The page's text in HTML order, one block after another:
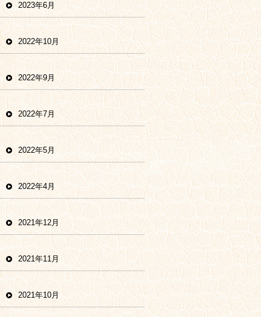
2023年6月
2022年10月
2022年9月
2022年7月
2022年5月
2022年4月
2021年12月
2021年11月
2021年10月